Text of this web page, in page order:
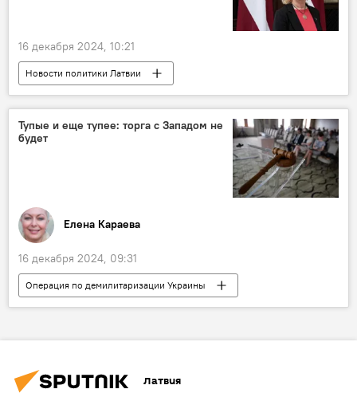
16 декабря 2024, 10:21
Новости политики Латвии
Национальное объединение
Тупые и еще тупее: торга с Западом не
будет
Елена Караева
16 декабря 2024, 09:31
Операция по демилитаризации Украины
Колумнисты
Латвия